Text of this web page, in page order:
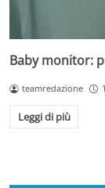
Baby monitor:
teamredazione
Leggi di più